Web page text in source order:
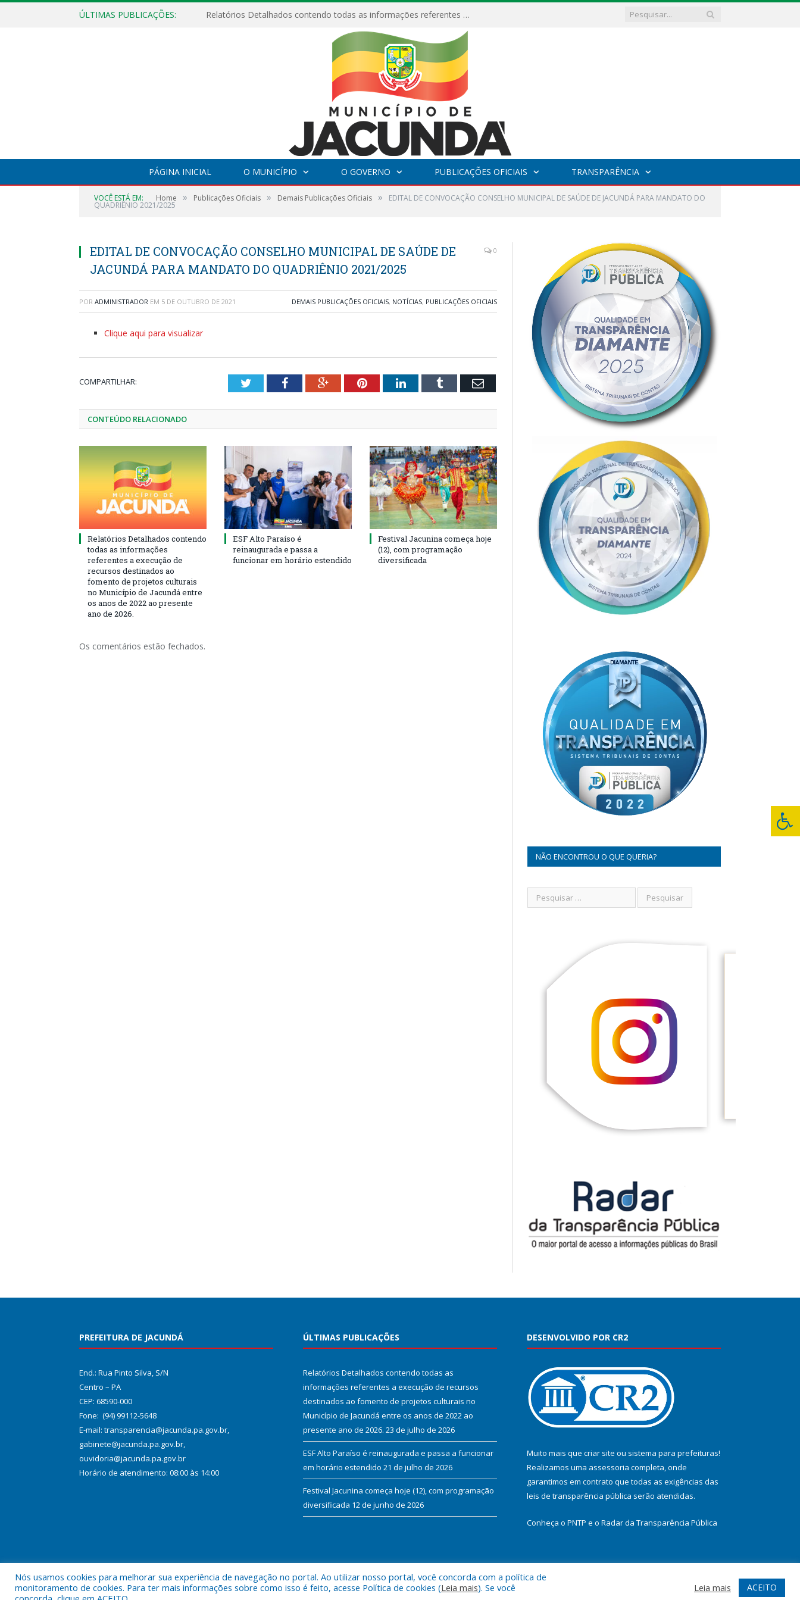
ÚLTIMAS PUBLICAÇÕES: Relatórios Detalhados contendo todas as informações referentes a execução de recursos destinados ao fomento de projetos culturais no Município de Jacundá entre os anos de 2022 ao presente ano de 2026.
PÁGINA INICIAL O MUNICÍPIO O GOVERNO PUBLICAÇÕES OFICIAIS TRANSPARÊNCIA
VOCÊ ESTÁ EM: Home » Publicações Oficiais » Demais Publicações Oficiais » EDITAL DE CONVOCAÇÃO CONSELHO MUNICIPAL DE SAÚDE DE JACUNDÁ PARA MANDATO DO
QUADRIÊNIO 2021/2025
EDITAL DE CONVOCAÇÃO CONSELHO MUNICIPAL DE SAÚDE DE
JACUNDÁ PARA MANDATO DO QUADRIÊNIO 2021/2025
0
POR ADMINISTRADOR EM 5 DE OUTUBRO DE 2021 DEMAIS PUBLICAÇÕES OFICIAIS, NOTÍCIAS, PUBLICAÇÕES OFICIAIS
Clique aqui para visualizar
COMPARTILHAR: TwitterFacebookGoogle+PinterestLinkedInTumblr Email
CONTEÚDO RELACIONADO
Relatórios Detalhados contendo
todas as informações
referentes a execução de
recursos destinados ao
fomento de projetos culturais
no Município de Jacundá entre
os anos de 2022 ao presente
ano de 2026.
ESF Alto Paraíso é
reinaugurada e passa a
funcionar em horário estendido
Festival Jacunina começa hoje
(12), com programação
diversificada
Os comentários estão fechados.
NÃO ENCONTROU O QUE QUERIA?
PREFEITURA DE JACUNDÁ
End.: Rua Pinto Silva, S/N
Centro – PA
CEP: 68590-000
Fone: (94) 99112-5648
E-mail: transparencia@jacunda.pa.gov.br,
gabinete@jacunda.pa.gov.br,
ouvidoria@jacunda.pa.gov.br
Horário de atendimento: 08:00 às 14:00
ÚLTIMAS PUBLICAÇÕES
Relatórios Detalhados contendo todas as
informações referentes a execução de recursos
destinados ao fomento de projetos culturais no
Município de Jacundá entre os anos de 2022 ao
presente ano de 2026. 23 de julho de 2026
ESF Alto Paraíso é reinaugurada e passa a funcionar
em horário estendido 21 de julho de 2026
Festival Jacunina começa hoje (12), com programação
diversificada 12 de junho de 2026
DESENVOLVIDO POR CR2
Muito mais que criar site ou sistema para prefeituras!
Realizamos uma assessoria completa, onde
garantimos em contrato que todas as exigências das
leis de transparência pública serão atendidas.
Conheça o PNTP e o Radar da Transparência Pública
Todos os direitos reservados a Prefeitura Municipal de Jacundá. Mapa do Site Acessar Webmail
Nós usamos cookies para melhorar sua experiência de navegação no portal. Ao utilizar nosso portal, você concorda com a política de
monitoramento de cookies. Para ter mais informações sobre como isso é feito, acesse Política de cookies (Leia mais). Se você
Leia mais ACEITO